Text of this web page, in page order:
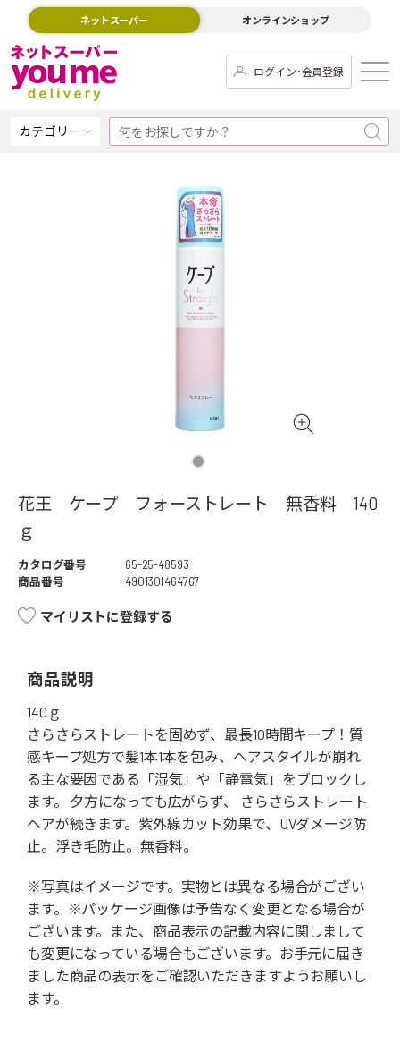
ネットスーパー オンラインショップ
ログイン･会員登録
カテゴリー
花王 ケープ フォーストレート 無香料 140
ｇ
カタログ番号
65-25-48593
商品番号
4901301464767
マイリストに登録する
商品説明
140ｇ
さらさらストレートを固めず、最長10時間キープ！質
感キープ処方で髪1本1本を包み、ヘアスタイルが崩れ
る主な要因である「湿気」や「静電気」をブロックし
ます。 夕方になっても広がらず、 さらさらストレート
ヘアが続きます。紫外線カット効果で、UVダメージ防
止。浮き毛防止。無香料。
※写真はイメージです。実物とは異なる場合がござい
ます。※パッケージ画像は予告なく変更となる場合が
ございます。また、商品表示の記載内容に関しまして
も変更になっている場合もございます。お手元に届き
ました商品の表示をご確認いただきますようお願いし
ます。